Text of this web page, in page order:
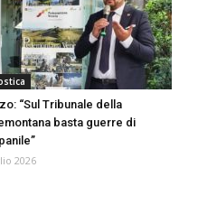
“Sul Tribunale della
basta guerre di
2026